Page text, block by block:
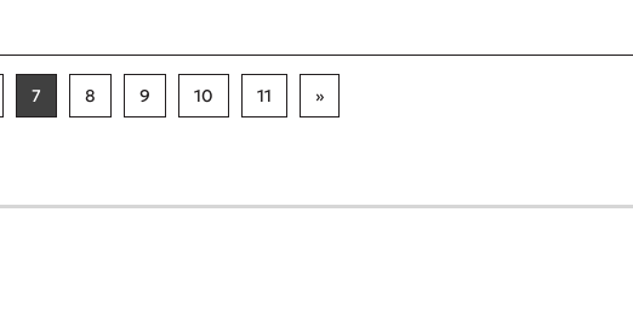
7 8 9 10 11 »